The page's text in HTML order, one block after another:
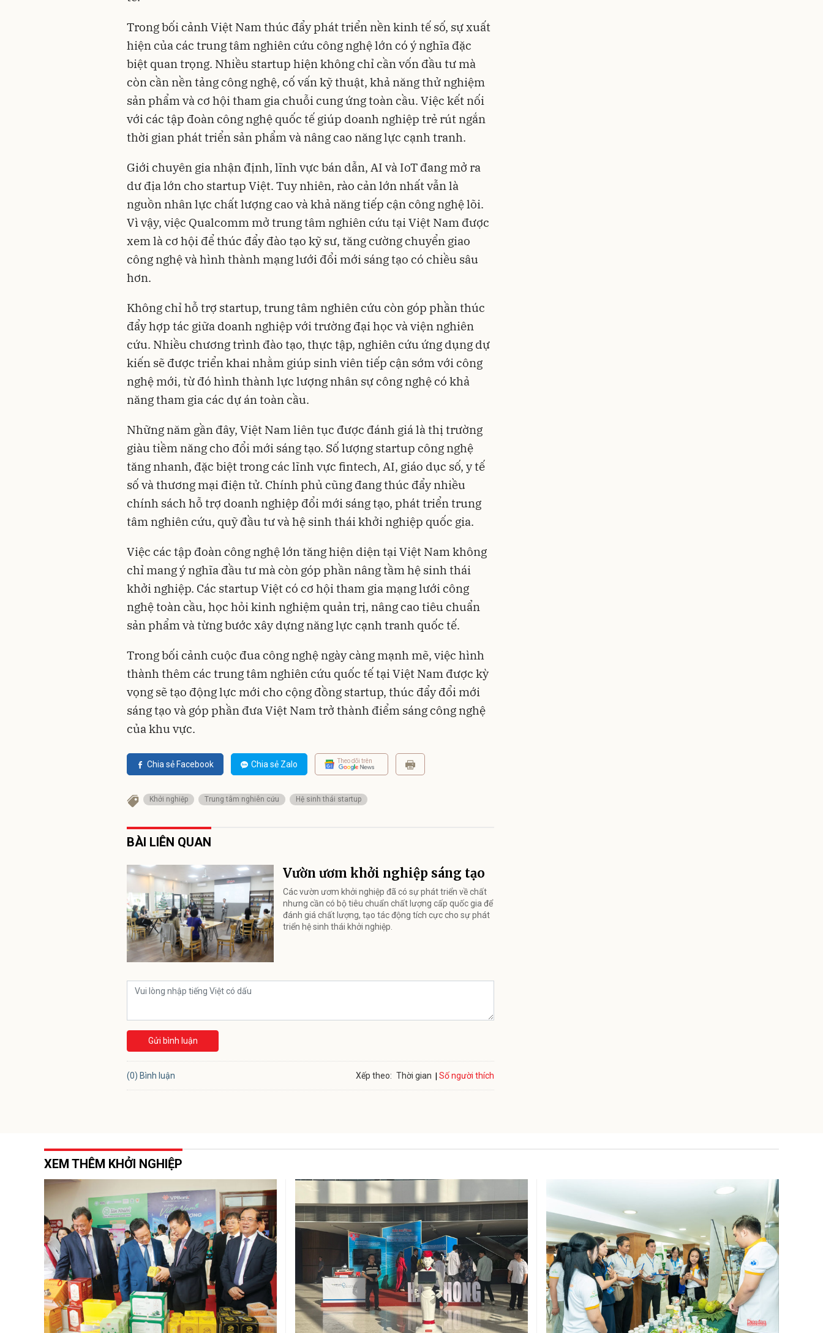
Trong bối cảnh Việt Nam thúc đẩy phát triển nền kinh tế số, sự xuất
hiện của các trung tâm nghiên cứu công nghệ lớn có ý nghĩa đặc
biệt quan trọng. Nhiều startup hiện không chỉ cần vốn đầu tư mà
còn cần nền tảng công nghệ, cố vấn kỹ thuật, khả năng thử nghiệm
sản phẩm và cơ hội tham gia chuỗi cung ứng toàn cầu. Việc kết nối
với các tập đoàn công nghệ quốc tế giúp doanh nghiệp trẻ rút ngắn
thời gian phát triển sản phẩm và nâng cao năng lực cạnh tranh.
Giới chuyên gia nhận định, lĩnh vực bán dẫn, AI và IoT đang mở ra
dư địa lớn cho startup Việt. Tuy nhiên, rào cản lớn nhất vẫn là
nguồn nhân lực chất lượng cao và khả năng tiếp cận công nghệ lõi.
Vì vậy, việc Qualcomm mở trung tâm nghiên cứu tại Việt Nam được
xem là cơ hội để thúc đẩy đào tạo kỹ sư, tăng cường chuyển giao
công nghệ và hình thành mạng lưới đổi mới sáng tạo có chiều sâu
hơn.
Không chỉ hỗ trợ startup, trung tâm nghiên cứu còn góp phần thúc
đẩy hợp tác giữa doanh nghiệp với trường đại học và viện nghiên
cứu. Nhiều chương trình đào tạo, thực tập, nghiên cứu ứng dụng dự
kiến sẽ được triển khai nhằm giúp sinh viên tiếp cận sớm với công
nghệ mới, từ đó hình thành lực lượng nhân sự công nghệ có khả
năng tham gia các dự án toàn cầu.
Những năm gần đây, Việt Nam liên tục được đánh giá là thị trường
giàu tiềm năng cho đổi mới sáng tạo. Số lượng startup công nghệ
tăng nhanh, đặc biệt trong các lĩnh vực fintech, AI, giáo dục số, y tế
số và thương mại điện tử. Chính phủ cũng đang thúc đẩy nhiều
chính sách hỗ trợ doanh nghiệp đổi mới sáng tạo, phát triển trung
tâm nghiên cứu, quỹ đầu tư và hệ sinh thái khởi nghiệp quốc gia.
Việc các tập đoàn công nghệ lớn tăng hiện diện tại Việt Nam không
chỉ mang ý nghĩa đầu tư mà còn góp phần nâng tầm hệ sinh thái
khởi nghiệp. Các startup Việt có cơ hội tham gia mạng lưới công
nghệ toàn cầu, học hỏi kinh nghiệm quản trị, nâng cao tiêu chuẩn
sản phẩm và từng bước xây dựng năng lực cạnh tranh quốc tế.
Trong bối cảnh cuộc đua công nghệ ngày càng mạnh mẽ, việc hình
thành thêm các trung tâm nghiên cứu quốc tế tại Việt Nam được kỳ
vọng sẽ tạo động lực mới cho cộng đồng startup, thúc đẩy đổi mới
sáng tạo và góp phần đưa Việt Nam trở thành điểm sáng công nghệ
của khu vực.
Chia sẻ Facebook Chia sẻ Zalo Theo dõi trên
Khởi nghiệp Trung tâm nghiên cứu Hệ sinh thái startup
BÀI LIÊN QUAN
Vườn ươm khởi nghiệp sáng tạo
Các vườn ươm khởi nghiệp đã có sự phát triển về chất
nhưng cần có bộ tiêu chuẩn chất lượng cấp quốc gia để
đánh giá chất lượng, tạo tác động tích cực cho sự phát
triển hệ sinh thái khởi nghiệp.
Gửi bình luận
(0) Bình luận Xếp theo: Thời gian Số người thích
XEM THÊM KHỞI NGHIỆP